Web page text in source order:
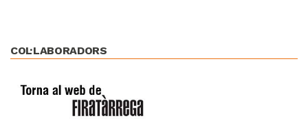
COL·LABORADORS